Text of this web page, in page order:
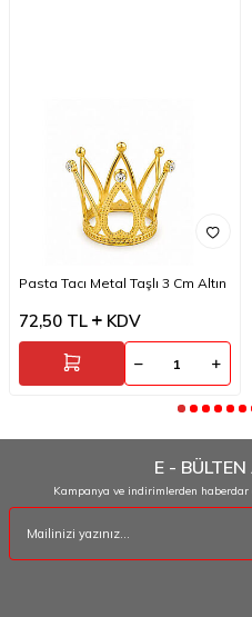
Pasta Tacı Metal Taşlı 3 Cm Altın
72,50 TL KDV
E -
Kampanya ve indirimlerden